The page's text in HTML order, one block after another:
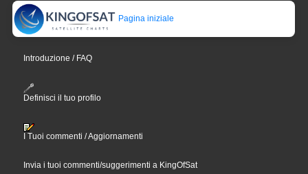
Pagina iniziale
Introduzione / FAQ
Definisci il tuo profilo
I Tuoi commenti / Aggiornamenti
Invia i tuoi commenti/suggerimenti a KingOfSat